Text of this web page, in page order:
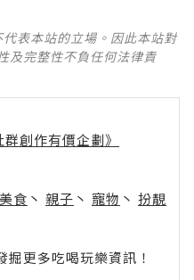
表本站的立場。因此本站對
及完整性不負任何法律責
創作有價企劃》
美食 丶 親子 丶 寵物 丶 扮靚
更多吃喝玩樂資訊！